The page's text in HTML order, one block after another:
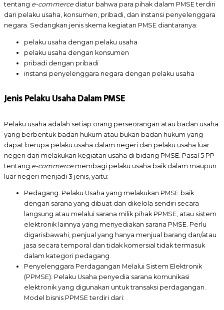
tentang e-commerce diatur bahwa para pihak dalam PMSE terdiri
dari pelaku usaha, konsumen, pribadi, dan instansi penyelenggara
negara. Sedangkan jenis skema kegiatan PMSE diantaranya:
pelaku usaha dengan pelaku usaha
pelaku usaha dengan konsumen
pribadi dengan pribadi
instansi penyelenggara negara dengan pelaku usaha
Jenis Pelaku Usaha Dalam PMSE
Pelaku usaha adalah setiap orang perseorangan atau badan usaha
yang berbentuk badan hukum atau bukan badan hukum yang
dapat berupa pelaku usaha dalam negeri dan pelaku usaha luar
negeri dan melakukan kegiatan usaha di bidang PMSE. Pasal 5 PP
tentang e-commerce membagi pelaku usaha baik dalam maupun
luar negeri menjadi 3 jenis, yaitu:
Pedagang: Pelaku Usaha yang melakukan PMSE baik
dengan sarana yang dibuat dan dikelola sendiri secara
langsung atau melalui sarana milik pihak PPMSE, atau sistem
elektronik lainnya yang menyediakan sarana PMSE. Perlu
digarisbawahi, penjual yang hanya menjual barang dan/atau
jasa secara temporal dan tidak komersial tidak termasuk
dalam kategori pedagang.
Penyelenggara Perdagangan Melalui Sistem Elektronik
(PPMSE): Pelaku Usaha penyedia sarana komunikasi
elektronik yang digunakan untuk transaksi perdagangan.
Model bisnis PPMSE terdiri dari: